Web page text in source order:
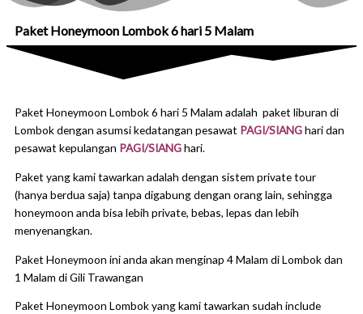
Paket Honeymoon Lombok 6 hari 5 Malam
Paket Honeymoon Lombok 6 hari 5 Malam adalah paket liburan di
Lombok dengan asumsi kedatangan pesawat PAGI/SIANGhari dan
pesawat kepulangan PAGI/SIANGhari.
Paket yang kami tawarkan adalah dengan sistem private tour
(hanya berdua saja) tanpa digabung dengan orang lain, sehingga
honeymoon anda bisa lebih private, bebas, lepas dan lebih
menyenangkan.
Paket Honeymoon ini anda akan menginap 4 Malam di Lombok dan
1 Malam di Gili Trawangan
Paket Honeymoon Lombok yang kami tawarkan sudah include